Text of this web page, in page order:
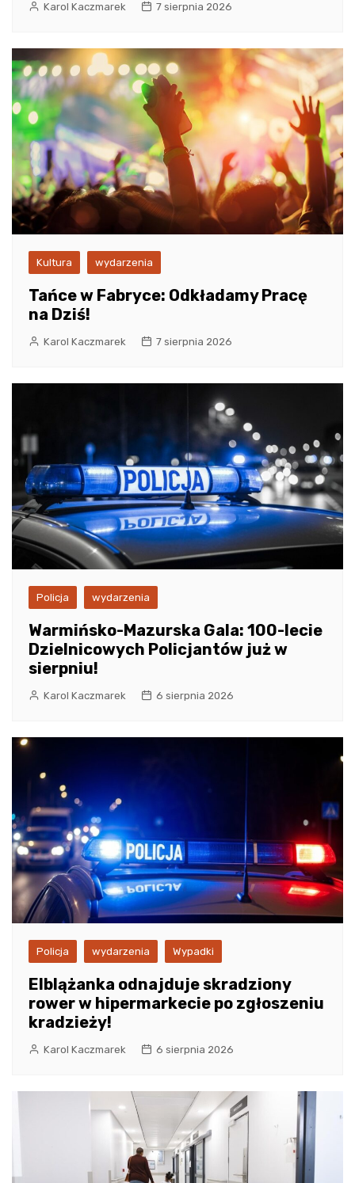
Karol Kaczmarek 7 sierpnia 2026
Kultura wydarzenia
Tańce w Fabryce: Odkładamy Pracę
na Dziś!
Karol Kaczmarek 7 sierpnia 2026
Policja wydarzenia
Warmińsko-Mazurska Gala: 100-lecie
Dzielnicowych Policjantów już w
sierpniu!
Karol Kaczmarek 6 sierpnia 2026
Policja wydarzenia Wypadki
Elblążanka odnajduje skradziony
rower w hipermarkecie po zgłoszeniu
kradzieży!
Karol Kaczmarek 6 sierpnia 2026